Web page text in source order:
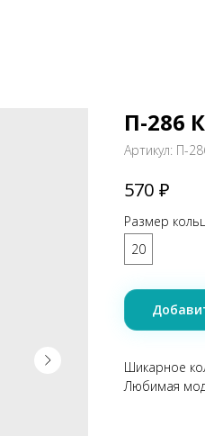
П-286
Артикул: П-
570 ₽
Размер
20
Шикарное
Любимая